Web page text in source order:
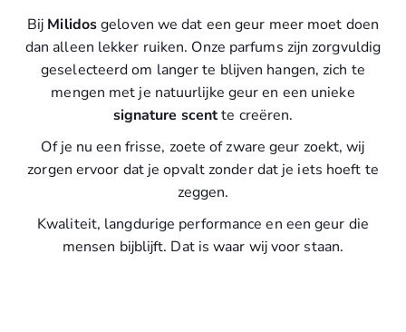
Bij Milidosgeloven we dat een geur meer moet doen
dan alleen lekker ruiken. Onze parfums zijn zorgvuldig
geselecteerd om langer te blijven hangen, zich te
mengen met je natuurlijke geur en een unieke
signature scentte creëren.
Of je nu een frisse, zoete of zware geur zoekt, wij
zorgen ervoor dat je opvalt zonder dat je iets hoeft te
zeggen.
Kwaliteit, langdurige performance en een geur die
mensen bijblijft. Dat is waar wij voor staan.